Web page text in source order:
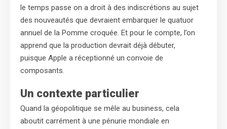
le temps passe on a droit à des indiscrétions au sujet
des nouveautés que devraient embarquer le quatuor
annuel de la Pomme croquée. Et pour le compte, l’on
apprend que la production devrait déjà débuter,
puisque Apple a réceptionné un convoie de
composants.
Un contexte particulier
Quand la géopolitique se mêle au business, cela
aboutit carrément à une pénurie mondiale en